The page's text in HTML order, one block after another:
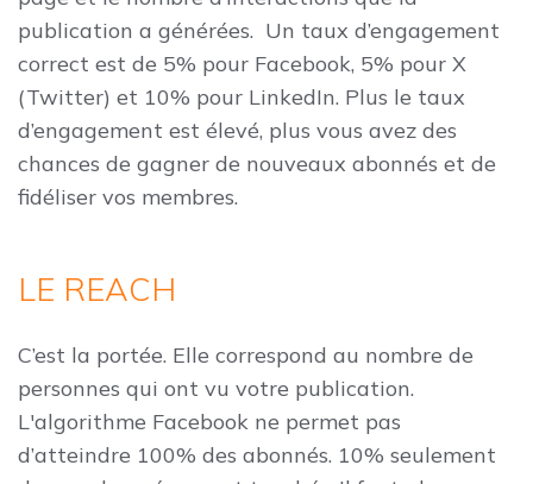
publication a générées. Un taux d’engagement
correct est de 5% pour Facebook, 5% pour X
(Twitter) et 10% pour LinkedIn. Plus le taux
d’engagement est élevé, plus vous avez des
chances de gagner de nouveaux abonnés et de
fidéliser vos membres.
LE REACH
C’est la portée. Elle correspond au nombre de
personnes qui ont vu votre publication.
L'algorithme Facebook ne permet pas
d’atteindre 100% des abonnés. 10% seulement